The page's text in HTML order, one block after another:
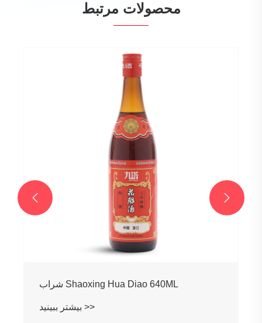
محصولات مرتبط
شراب Shaoxing Hua Diao 640ML
بیشتر ببینید >>
 